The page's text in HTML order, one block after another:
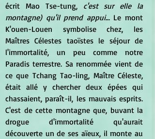
écrit Mao Tse-tung, c'est sur elle la
montagne) qu'il prend appui... Le mont
K'ouen-Louen symbolise chez, les
Maîtres Célestes taoïstes le séjour de
l'immortalité, un peu comme notre
Paradis terrestre. Sa renommée vient de
ce que Tchang Tao-ling, Maître Céleste,
était allé y chercher deux épées qui
chassaient, paraît-il, les mauvais esprits.
C'est de cette montagne que, buvant la
drogue d'immortalité qu'aurait
découverte un de ses aïeux, il monte au